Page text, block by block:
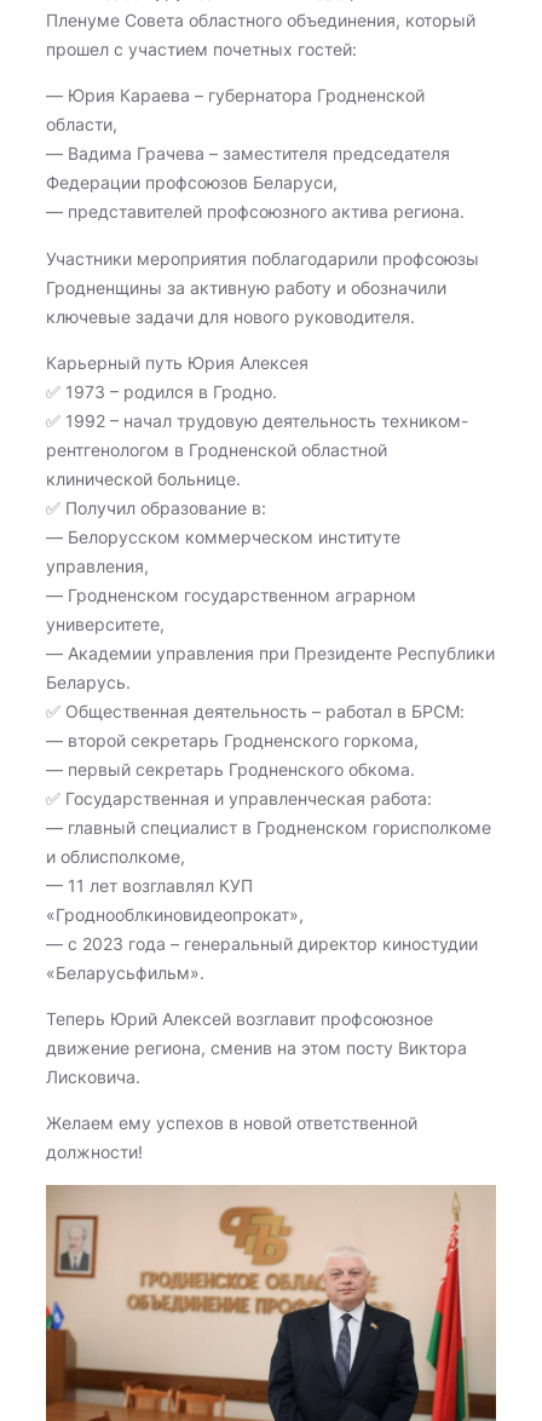
Пленуме Совета областного объединения, который
прошел с участием почетных гостей:
— Юрия Караева – губернатора Гродненской
области,
— Вадима Грачева – заместителя председателя
Федерации профсоюзов Беларуси,
— представителей профсоюзного актива региона.
Участники мероприятия поблагодарили профсоюзы
Гродненщины за активную работу и обозначили
ключевые задачи для нового руководителя.
Карьерный путь Юрия Алексея
✅ 1973 – родился в Гродно.
✅ 1992 – начал трудовую деятельность техником-
рентгенологом в Гродненской областной
клинической больнице.
✅ Получил образование в:
— Белорусском коммерческом институте
управления,
— Гродненском государственном аграрном
университете,
— Академии управления при Президенте Республики
Беларусь.
✅ Общественная деятельность – работал в БРСМ:
— второй секретарь Гродненского горкома,
— первый секретарь Гродненского обкома.
✅ Государственная и управленческая работа:
— главный специалист в Гродненском горисполкоме
и облисполкоме,
— 11 лет возглавлял КУП
«Гроднооблкиновидеопрокат»,
— с 2023 года – генеральный директор киностудии
«Беларусьфильм».
Теперь Юрий Алексей возглавит профсоюзное
движение региона, сменив на этом посту Виктора
Лисковича.
Желаем ему успехов в новой ответственной
должности!